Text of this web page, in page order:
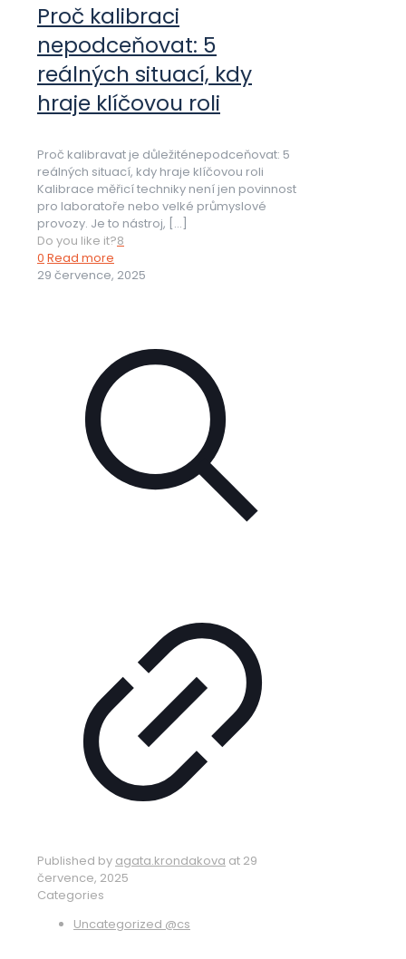
Proč kalibraci
nepodceňovat: 5
reálných situací, kdy
hraje klíčovou roli
Proč kalibravat je důležiténepodceňovat: 5
reálných situací, kdy hraje klíčovou roli
Kalibrace měřicí techniky není jen povinnost
pro laboratoře nebo velké průmyslové
provozy. Je to nástroj, […]
Do you like it?8
0 Read more
29 července, 2025
Published by agata.krondakova at 29
července, 2025
Categories
Uncategorized @cs